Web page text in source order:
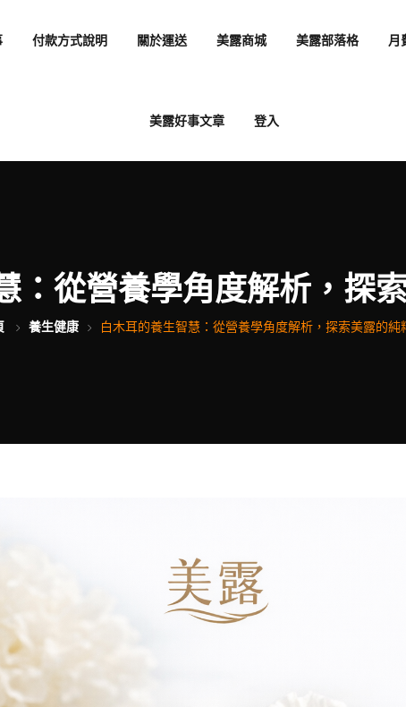
付款方式說明 關於運送 美露商城 美露部落格 月
美露好事文章 登入
：從營養學角度解析，探
養生健康 白木耳的養生智慧：從營養學角度解析，探索美露的純